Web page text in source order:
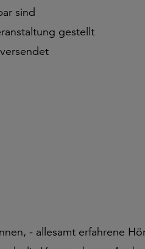
sind
gestellt
- allesamt erfahrene